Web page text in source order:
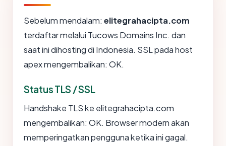
Sebelum mendalam: elitegrahacipta.com
terdaftar melalui Tucows Domains Inc. dan
saat ini dihosting di Indonesia. SSL pada host
apex mengembalikan: OK.
Status TLS / SSL
Handshake TLS ke elitegrahacipta.com
mengembalikan: OK. Browser modern akan
memperingatkan pengguna ketika ini gagal.